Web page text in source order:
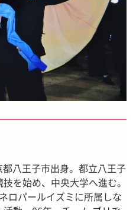
八王子市出身。都立八王子
を始め、中央大学へ進む。
ロパールイズミに所属しな